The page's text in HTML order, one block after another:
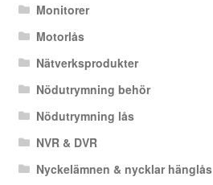
Monitorer
Motorlås
Nätverksprodukter
Nödutrymning behör
Nödutrymning lås
NVR & DVR
Nyckelämnen & nycklar hänglås